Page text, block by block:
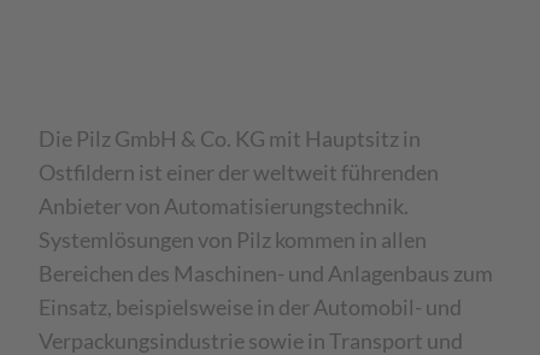
Die Pilz GmbH & Co. KG mit Hauptsitz in
Ostfildern ist einer der weltweit führenden
Anbieter von Automatisierungstechnik.
Systemlösungen von Pilz kommen in allen
Bereichen des Maschinen- und Anlagenbaus zum
Einsatz, beispielsweise in der Automobil- und
Verpackungsindustrie sowie in Transport und